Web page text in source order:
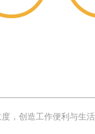
，创造工作便利与生